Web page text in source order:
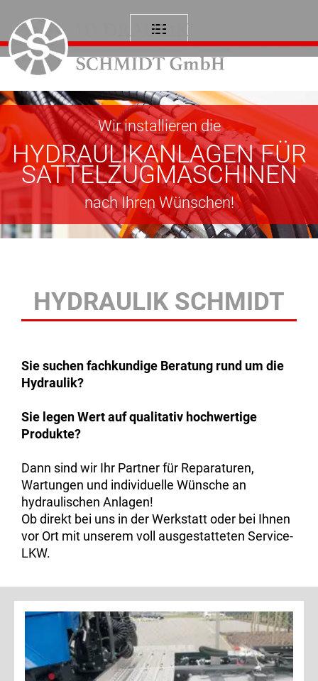
Wir installieren die
HYDRAULIKANLAGEN FÜR
SATTELZUGMASCHINEN
nach Ihren Wünschen!
HYDRAULIK SCHMIDT
Sie suchen fachkundige Beratung rund um die
Hydraulik?
Sie legen Wert auf qualitativ hochwertige
Produkte?
Dann sind wir Ihr Partner für Reparaturen,
Wartungen und individuelle Wünsche an
hydraulischen Anlagen!
Ob direkt bei uns in der Werkstatt oder bei Ihnen
vor Ort mit unserem voll ausgestatteten Service-
LKW.